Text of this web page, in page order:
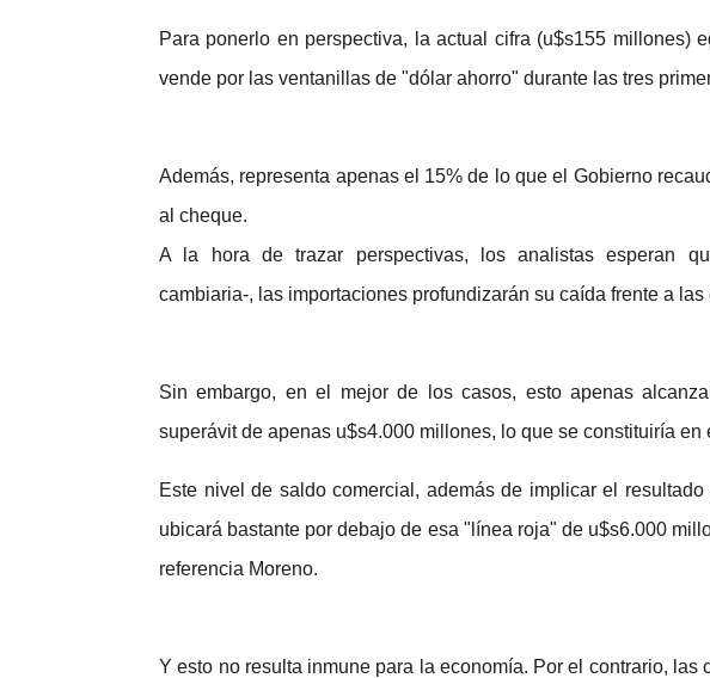
Para ponerlo en perspectiva, la actual cifra (u$s155 millones)
vende por las ventanillas de "dólar ahorro" durante las tres
Además, representa apenas el 15% de lo que el Gobierno
al cheque.
A la hora de trazar perspectivas, los analistas esperan
cambiaria-, las importaciones profundizarán su caída frente a las
Sin embargo, en el mejor de los casos, esto apenas
superávit de apenas u$s4.000 millones, lo que se constituiría en
Este nivel de saldo comercial, además de implicar el
ubicará bastante por debajo de esa "línea roja" de u$s6.000
referencia Moreno.
Y esto no resulta inmune para la economía. Por el contrario, las